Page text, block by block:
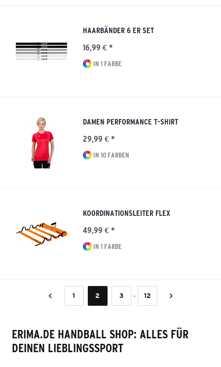
HAARBÄNDER 6 ER SET
16,99 € *
IN 1 FARBE
DAMEN PERFORMANCE T-SHIRT
29,99 € *
IN 10 FARBEN
KOORDINATIONSLEITER FLEX
49,99 € *
IN 1 FARBE
1 2 3 - 12
ERIMA.DE HANDBALL SHOP: ALLES FÜR
DEINEN LIEBLINGSSPORT